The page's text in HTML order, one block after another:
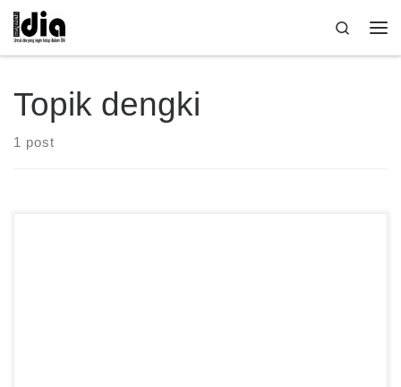
Skip to content
Search
Topik dengki
1 post